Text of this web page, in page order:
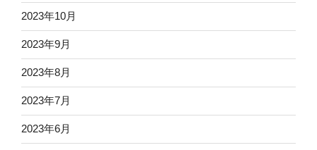
2023年10月
2023年9月
2023年8月
2023年7月
2023年6月